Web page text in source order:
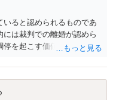
れるところです。、もし
ちろん法律知識も要求さ
料をしっかりと揃えて、
われます。
ると認められるものであ
は裁判での離婚が認めら
停を起こす価値はあるよう
相手が合意するメリットを
か，裁判離婚を見据えて調
必要となるかと思われま